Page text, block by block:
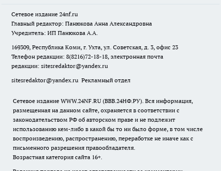
Сетевое издание 24nf.ru
Главный редактор: Панюкова Анна Александровна
Учредитель: ИП Панюкова А.А.
169309, Республика Коми, г. Ухта, ул. Советская, д. 3, офис 23
Телефон редакции: 8(8216)72-18-18, электронная почта
редакции: sitesredaktor@yandex.ru
sitesredaktor@yandex.ru Рекламный отдел
Сетевое издание WWW.24NF.RU (ВВВ.24НФ.РУ). Вся информация,
размещенная на данном сайте, охраняется в соответствии с
законодательством РФ об авторском праве и не подлежит
использованию кем-либо в какой бы то ни было форме, в том числе
воспроизведению, распространению, переработке не иначе как с
письменного разрешения правообладателя.
Возрастная категория сайта 16+.